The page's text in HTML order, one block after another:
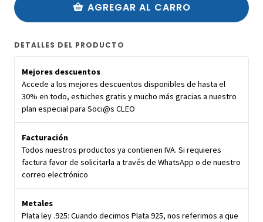
AGREGAR AL CARRO
DETALLES DEL PRODUCTO
Mejores descuentos
Accede a los mejores descuentos disponibles de hasta el
30% en todo, estuches gratis y mucho más gracias a nuestro
plan especial para Soci@s CLEO
Facturación
Todos nuestros productos ya contienen IVA. Si requieres
factura favor de solicitarla a través de WhatsApp o de nuestro
correo electrónico
Metales
Plata ley .925: Cuando decimos Plata 925, nos referimos a que